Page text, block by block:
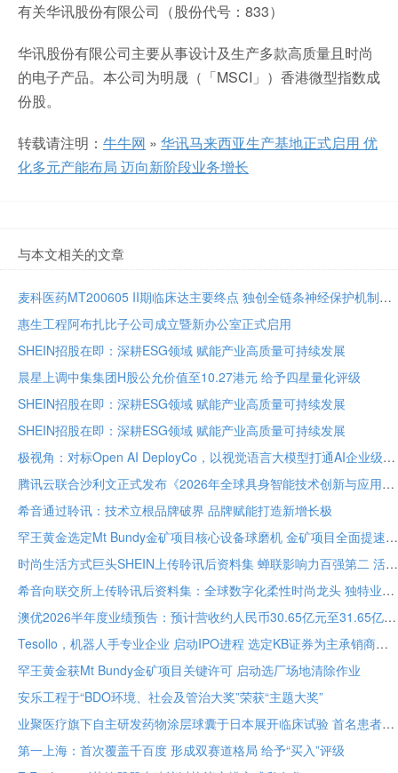
有关华讯股份有限公司（股份代号：833）
华讯股份有限公司主要从事设计及生产多款高质量且时尚
的电子产品。本公司为明晟（「MSCI」）香港微型指数成
份股。
转载请注明： 牛牛网 » 华讯马来西亚生产基地正式启用 优
化多元产能布局 迈向新阶段业务增长
与本文相关的文章
麦科医药MT200605 II期临床达主要终点 独创全链条神经保护机制将亮相国际卒中大会
惠生工程阿布扎比子公司成立暨新办公室正式启用
SHEIN招股在即：深耕ESG领域 赋能产业高质量可持续发展
晨星上调中集集团H股公允价值至10.27港元 给予四星量化评级
SHEIN招股在即：深耕ESG领域 赋能产业高质量可持续发展
SHEIN招股在即：深耕ESG领域 赋能产业高质量可持续发展
极视角：对标Open AI DeployCo，以视觉语言大模型打通AI企业级落地“最后一公里”
腾讯云联合沙利文正式发布《2026年全球具身智能技术创新与应用白皮书》
希音通过聆讯：技术立根品牌破界 品牌赋能打造新增长极
罕王黄金选定Mt Bundy金矿项目核心设备球磨机 金矿项目全面提速
时尚生活方式巨头SHEIN上传聆讯后资料集 蝉联影响力百强第二 活跃顾客达2.73亿
希音向联交所上传聆讯后资料集：全球数字化柔性时尚龙头 独特业务模式构筑坚固护城河
澳优2026半年度业绩预告：预计营收约人民币30.65亿元至31.65亿元 核心业务基础保持稳定
Tesollo，机器人手专业企业 启动IPO进程 选定KB证券为主承销商
罕王黄金获Mt Bundy金矿项目关键许可 启动选厂场地清除作业
安乐工程于“BDO环境、社会及管治大奖”荣获“主题大奖”
业聚医疗旗下自主研发药物涂层球囊于日本展开临床试验 首名患者已入组
第一上海：首次覆盖千百度 形成双赛道格局 给予“买入”评级